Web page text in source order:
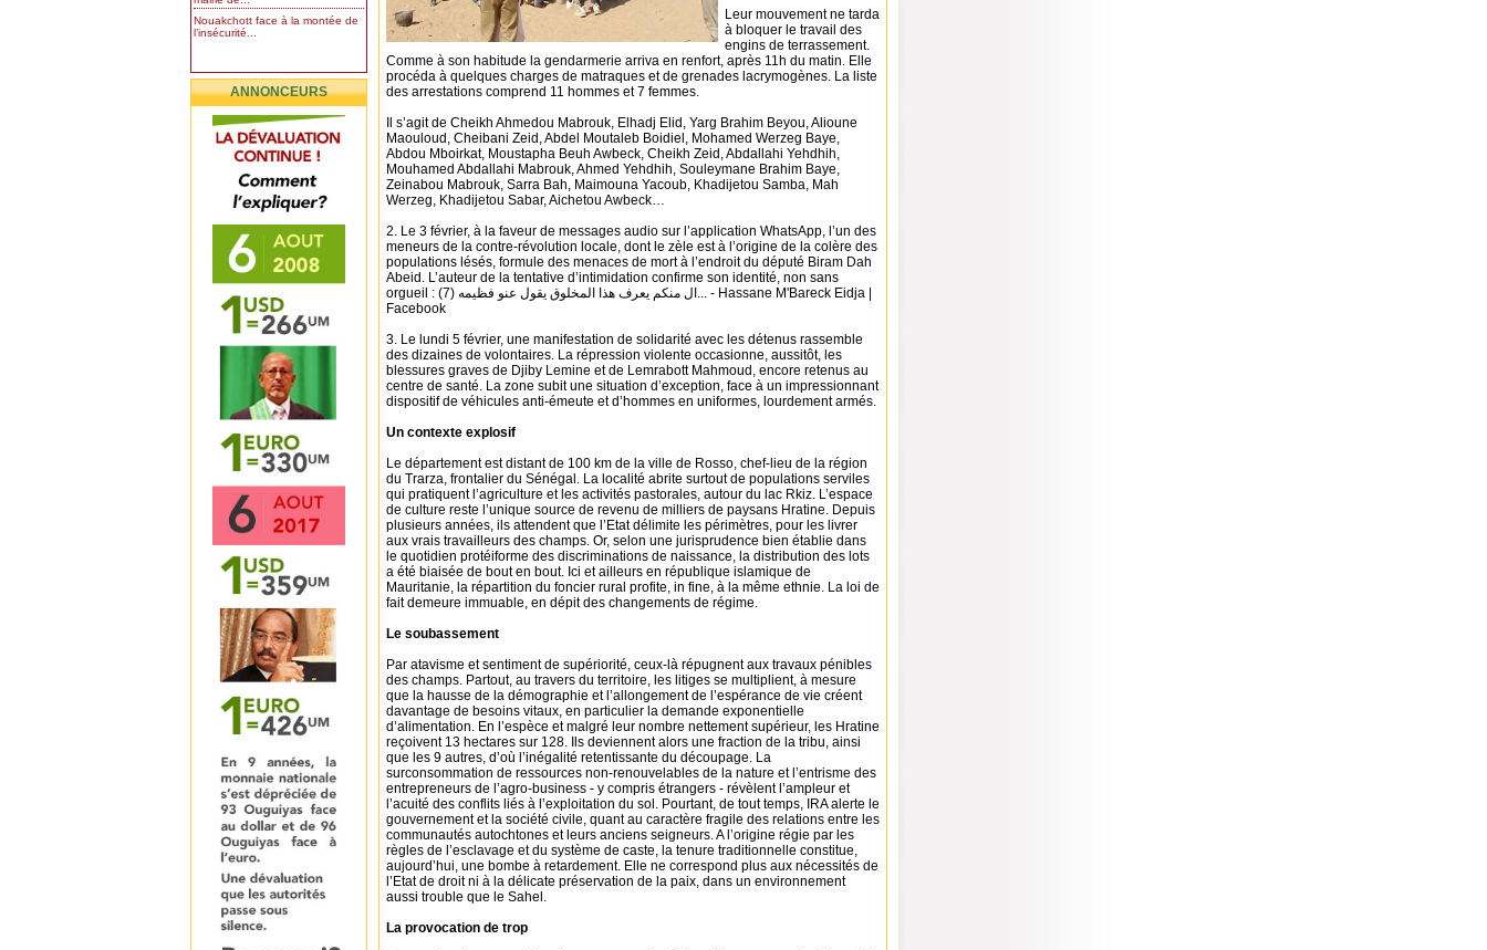
Nouakchott face à la montée de
l’insécurité...
ANNONCEURS
Leur mouvement ne tarda
à bloquer le travail des
engins de terrassement.
Comme à son habitude la gendarmerie arriva en renfort, après 11h du matin. Elle
procéda à quelques charges de matraques et de grenades lacrymogènes. La liste
des arrestations comprend 11 hommes et 7 femmes.
Il s’agit de Cheikh Ahmedou Mabrouk, Elhadj Elid, Yarg Brahim Beyou, Alioune
Maouloud, Cheibani Zeid, Abdel Moutaleb Boidiel, Mohamed Werzeg Baye,
Abdou Mboirkat, Moustapha Beuh Awbeck, Cheikh Zeid, Abdallahi Yehdhih,
Mouhamed Abdallahi Mabrouk, Ahmed Yehdhih, Souleymane Brahim Baye,
Zeinabou Mabrouk, Sarra Bah, Maimouna Yacoub, Khadijetou Samba, Mah
Werzeg, Khadijetou Sabar, Aichetou Awbeck…
2. Le 3 février, à la faveur de messages audio sur l’application WhatsApp, l’un des
meneurs de la contre-révolution locale, dont le zèle est à l’origine de la colère des
populations lésés, formule des menaces de mort à l’endroit du député Biram Dah
Abeid. L’auteur de la tentative d’intimidation confirme son identité, non sans
orgueil : (7) ال منكم يعرف هذا المخلوق يقول عنو فظيمه... - Hassane M'Bareck Eidja |
Facebook
3. Le lundi 5 février, une manifestation de solidarité avec les détenus rassemble
des dizaines de volontaires. La répression violente occasionne, aussitôt, les
blessures graves de Djiby Lemine et de Lemrabott Mahmoud, encore retenus au
centre de santé. La zone subit une situation d’exception, face à un impressionnant
dispositif de véhicules anti-émeute et d’hommes en uniformes, lourdement armés.
Un contexte explosif
Le département est distant de 100 km de la ville de Rosso, chef-lieu de la région
du Trarza, frontalier du Sénégal. La localité abrite surtout de populations serviles
qui pratiquent l’agriculture et les activités pastorales, autour du lac Rkiz. L’espace
de culture reste l’unique source de revenu de milliers de paysans Hratine. Depuis
plusieurs années, ils attendent que l’Etat délimite les périmètres, pour les livrer
aux vrais travailleurs des champs. Or, selon une jurisprudence bien établie dans
le quotidien protéiforme des discriminations de naissance, la distribution des lots
a été biaisée de bout en bout. Ici et ailleurs en république islamique de
Mauritanie, la répartition du foncier rural profite, in fine, à la même ethnie. La loi de
fait demeure immuable, en dépit des changements de régime.
Le soubassement
Par atavisme et sentiment de supériorité, ceux-là répugnent aux travaux pénibles
des champs. Partout, au travers du territoire, les litiges se multiplient, à mesure
que la hausse de la démographie et l’allongement de l’espérance de vie créent
davantage de besoins vitaux, en particulier la demande exponentielle
d’alimentation. En l’espèce et malgré leur nombre nettement supérieur, les Hratine
reçoivent 13 hectares sur 128. Ils deviennent alors une fraction de la tribu, ainsi
que les 9 autres, d’où l’inégalité retentissante du découpage. La
surconsommation de ressources non-renouvelables de la nature et l’entrisme des
entrepreneurs de l’agro-business - y compris étrangers - révèlent l’ampleur et
l’acuité des conflits liés à l’exploitation du sol. Pourtant, de tout temps, IRA alerte le
gouvernement et la société civile, quant au caractère fragile des relations entre les
communautés autochtones et leurs anciens seigneurs. A l’origine régie par les
règles de l’esclavage et du système de caste, la tenure traditionnelle constitue,
aujourd’hui, une bombe à retardement. Elle ne correspond plus aux nécessités de
l’Etat de droit ni à la délicate préservation de la paix, dans un environnement
aussi trouble que le Sahel.
La provocation de trop